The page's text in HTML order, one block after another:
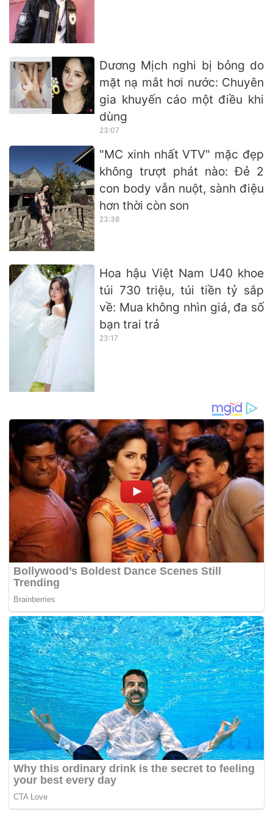
Dương Mịch nghi bị bỏng do
mặt nạ mắt hơi nước: Chuyên
gia khuyến cáo một điều khi
dùng
23:07
"MC xinh nhất VTV" mặc đẹp
không trượt phát nào: Đẻ 2
con body vẫn nuột, sành điệu
hơn thời còn son
23:38
Hoa hậu Việt Nam U40 khoe
túi 730 triệu, túi tiền tỷ sắp
về: Mua không nhìn giá, đa số
bạn trai trả
23:17